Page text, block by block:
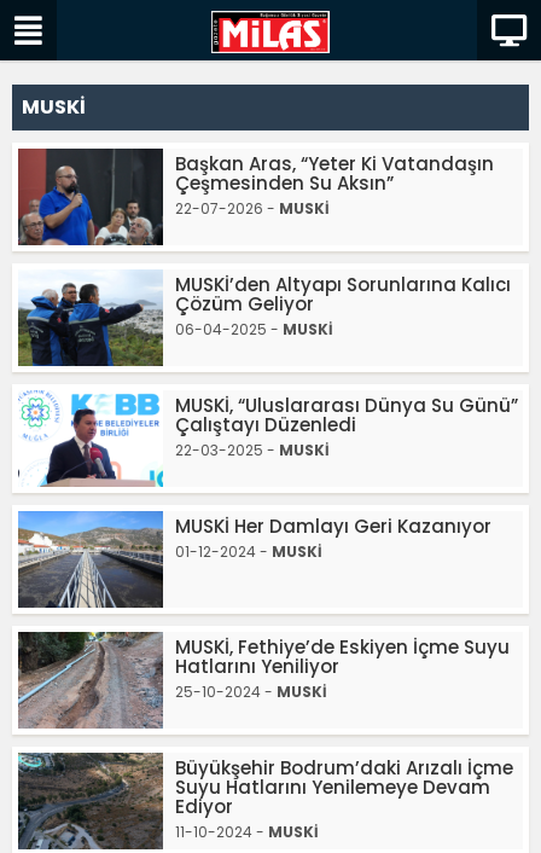
MUSKİ
Başkan Aras, “Yeter Ki Vatandaşın
Çeşmesinden Su Aksın”
22-07-2026 - MUSKİ
MUSKİ’den Altyapı Sorunlarına Kalıcı
Çözüm Geliyor
06-04-2025 - MUSKİ
MUSKİ, “Uluslararası Dünya Su Günü”
Çalıştayı Düzenledi
22-03-2025 - MUSKİ
MUSKİ Her Damlayı Geri Kazanıyor
01-12-2024 - MUSKİ
MUSKİ, Fethiye’de Eskiyen İçme Suyu
Hatlarını Yeniliyor
25-10-2024 - MUSKİ
Büyükşehir Bodrum’daki Arızalı İçme
Suyu Hatlarını Yenilemeye Devam
Ediyor
11-10-2024 - MUSKİ